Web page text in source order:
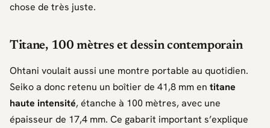
chose de très juste.
Titane, 100 mètres et dessin contemporain
Ohtani voulait aussi une montre portable au quotidien.
Seikoa donc retenu un boîtier de 41,8 mm en titane
haute intensité, étanche à 100 mètres, avec une
épaisseur de 17,4 mm. Ce gabarit important s’explique